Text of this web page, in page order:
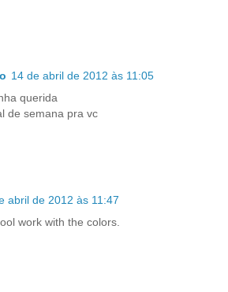
14 de abril de 2012 às 11:05
querida
de semana pra vc
abril de 2012 às 11:47
work with the colors.